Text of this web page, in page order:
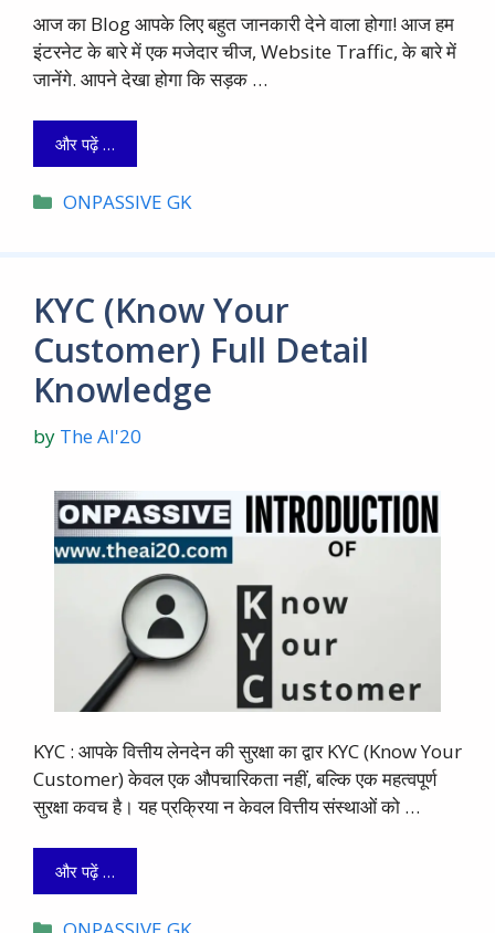
आज का Blog आपके लिए बहुत जानकारी देने वाला होगा! आज हम
इंटरनेट के बारे में एक मजेदार चीज, Website Traffic, के बारे में
जानेंगे. आपने देखा होगा कि सड़क …
और पढ़ें …
Categories
ONPASSIVE GK
KYC (Know Your
Customer) Full Detail
Knowledge
by The AI'20
KYC : आपके वित्तीय लेनदेन की सुरक्षा का द्वार KYC (Know Your
Customer) केवल एक औपचारिकता नहीं, बल्कि एक महत्वपूर्ण
सुरक्षा कवच है। यह प्रक्रिया न केवल वित्तीय संस्थाओं को …
और पढ़ें …
Categories